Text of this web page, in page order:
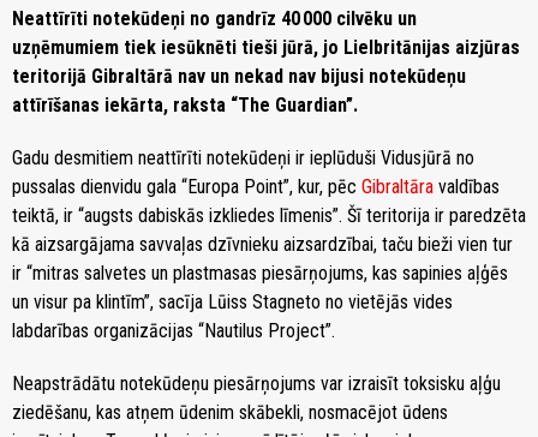
Neattīrīti notekūdeņi no gandrīz 40 000 cilvēku un
uzņēmumiem tiek iesūknēti tieši jūrā, jo Lielbritānijas aizjūras
teritorijā Gibraltārā nav un nekad nav bijusi notekūdeņu
attīrīšanas iekārta, raksta “The Guardian”.
Gadu desmitiem neattīrīti notekūdeņi ir ieplūduši Vidusjūrā no
pussalas dienvidu gala “Europa Point”, kur, pēc Gibraltāra valdības
teiktā, ir “augsts dabiskās izkliedes līmenis”. Šī teritorija ir paredzēta
kā aizsargājama savvaļas dzīvnieku aizsardzībai, taču bieži vien tur
ir “mitras salvetes un plastmasas piesārņojums, kas sapinies aļģēs
un visur pa klintīm”, sacīja Lūiss Stagneto no vietējās vides
labdarības organizācijas “Nautilus Project”.
Neapstrādātu notekūdeņu piesārņojums var izraisīt toksisku aļģu
ziedēšanu, kas atņem ūdenim skābekli, nosmacējot ūdens